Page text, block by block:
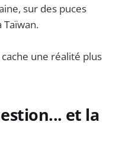
sur des puces
Taïwan.
une réalité plus
et la